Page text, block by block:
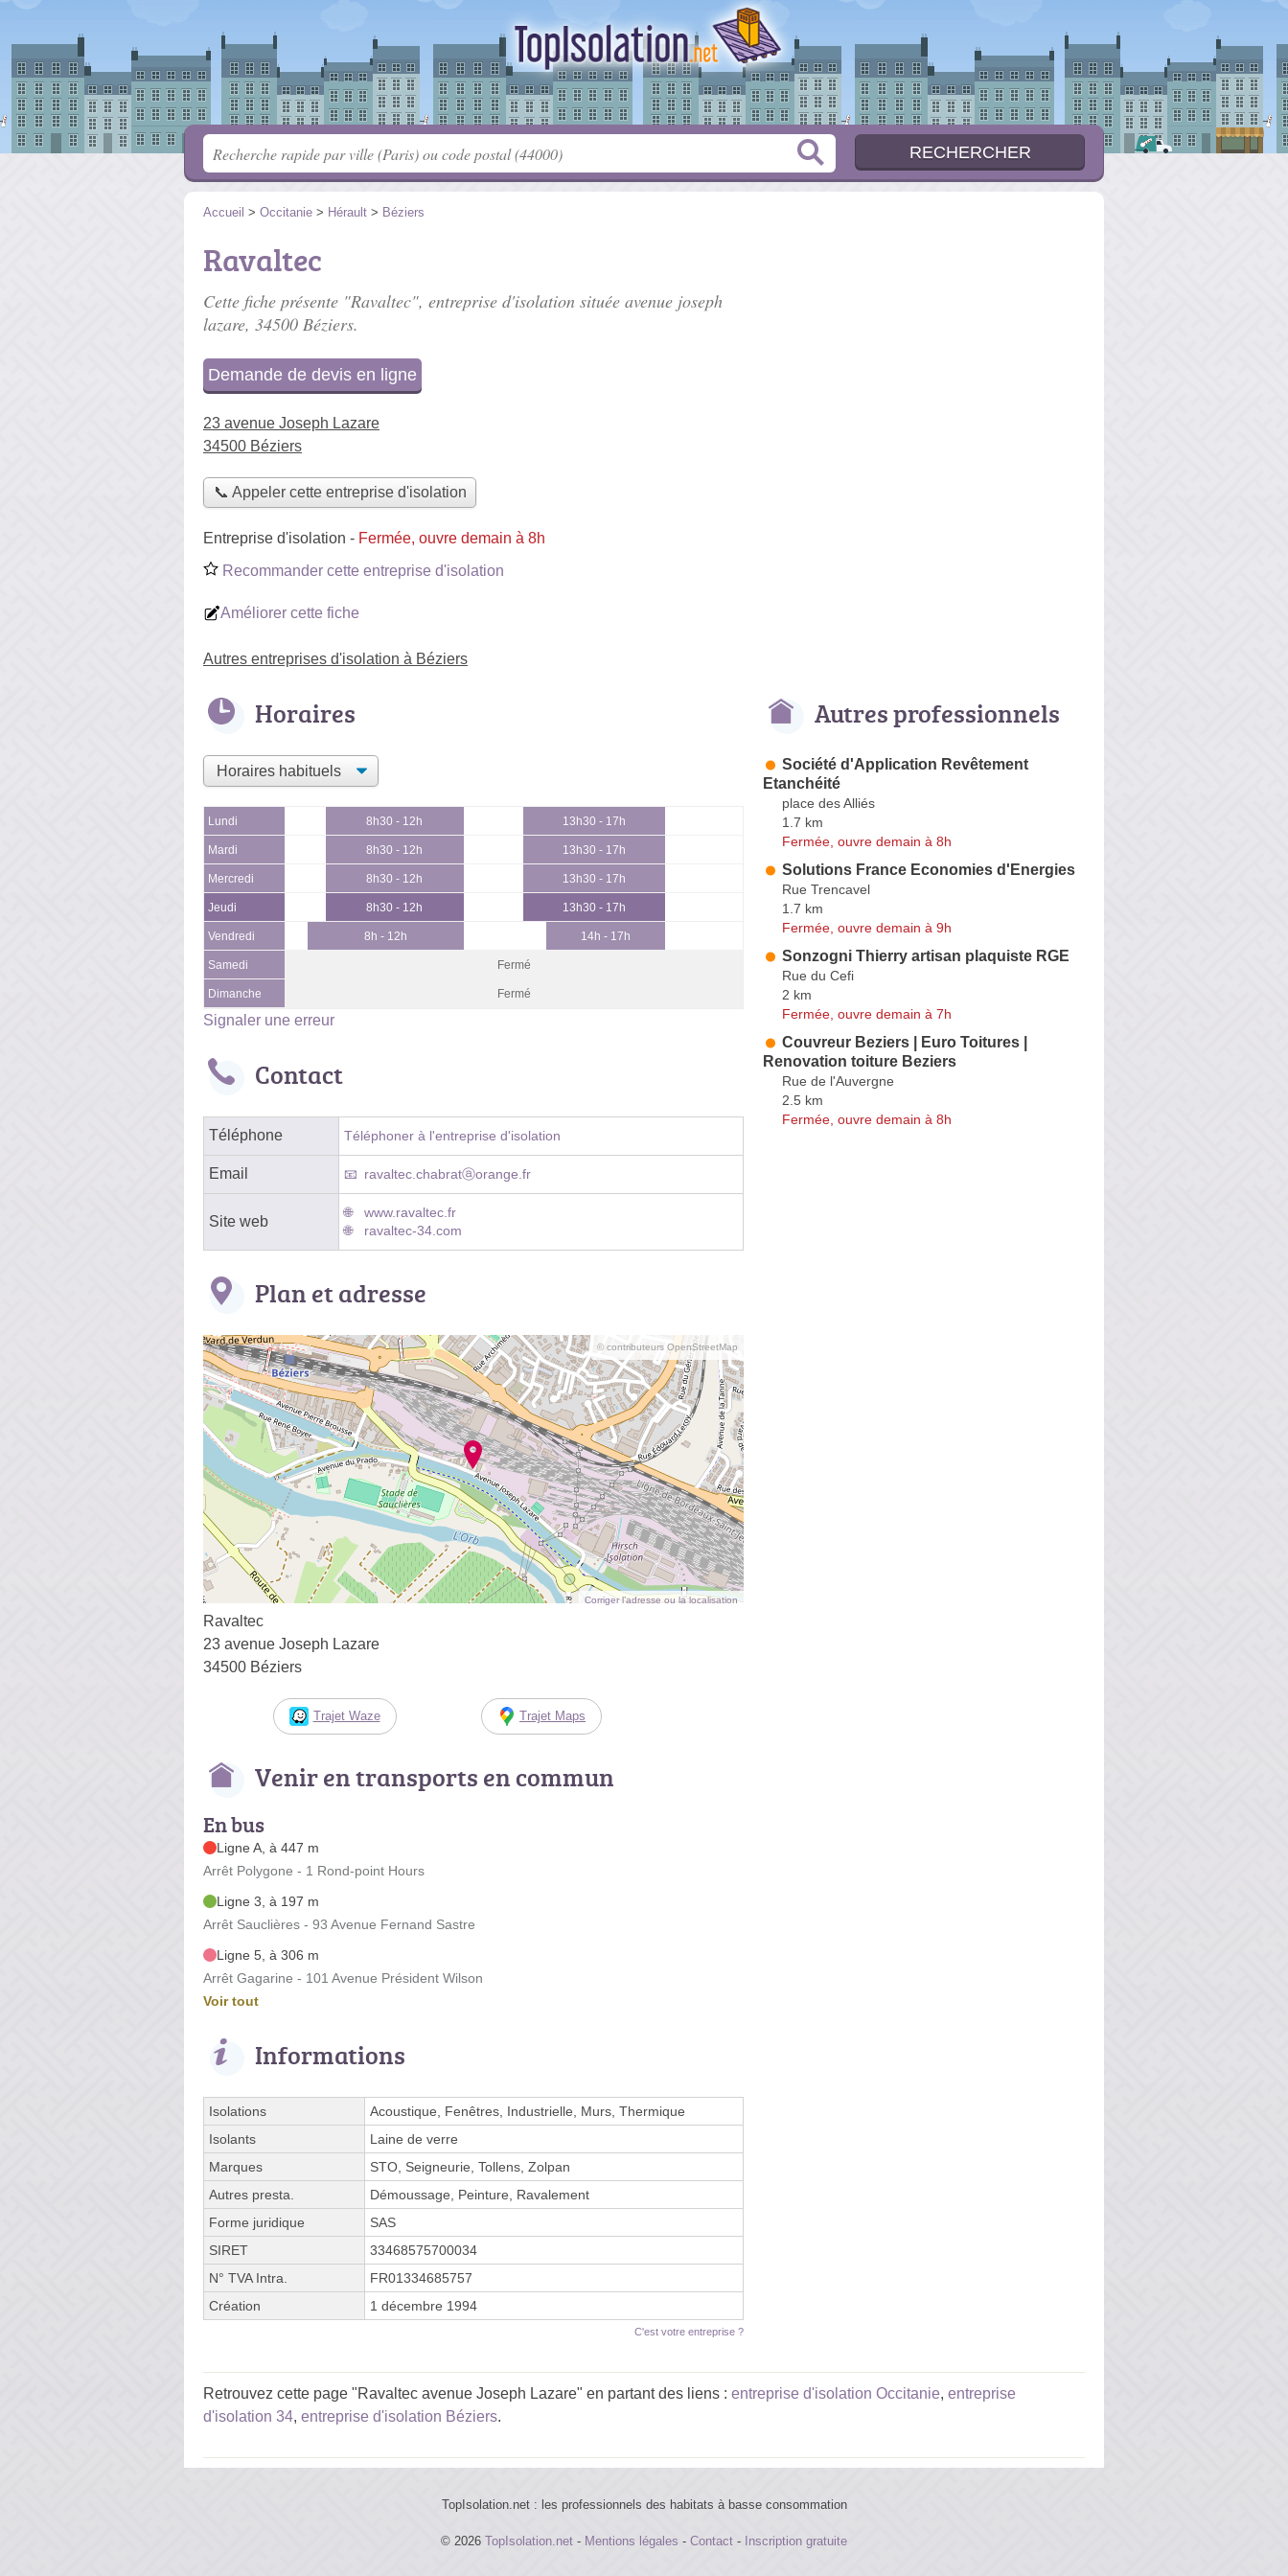
Accueil > Occitanie > Hérault > Béziers
Ravaltec
Cette fiche présente "Ravaltec", entreprise d'isolation située avenue joseph
lazare, 34500 Béziers.
Demande de devis en ligne
23 avenue Joseph Lazare
34500 Béziers
📞 Appeler cette entreprise d'isolation
Entreprise d'isolation - Fermée, ouvre demain à 8h
Recommander cette entreprise d'isolation
Améliorer cette fiche
Autres entreprises d'isolation à Béziers
Horaires
Lundi 8h30 - 12h 13h30 - 17h
Mardi 8h30 - 12h 13h30 - 17h
Mercredi 8h30 - 12h 13h30 - 17h
Jeudi 8h30 - 12h 13h30 - 17h
Vendredi 8h - 12h 14h - 17h
Samedi Fermé
Dimanche Fermé
Signaler une erreur
Contact
Téléphone Téléphoner à l'entreprise d'isolation
Email ravaltec.chabratⓐorange.fr
Site web
www.ravaltec.fr
ravaltec-34.com
Plan et adresse
© contributeurs OpenStreetMap
Corriger l’adresse ou la localisation
Ravaltec
23 avenue Joseph Lazare
34500 Béziers
Trajet Waze Trajet Maps
Venir en transports en commun
En bus
Ligne A, à 447 m
Arrêt Polygone - 1 Rond-point Hours
Ligne 3, à 197 m
Arrêt Sauclières - 93 Avenue Fernand Sastre
Ligne 5, à 306 m
Arrêt Gagarine - 101 Avenue Président Wilson
Voir tout
Informations
Isolations
Acoustique, Fenêtres, Industrielle, Murs, Thermique
Isolants
Laine de verre
Marques
STO, Seigneurie, Tollens, Zolpan
Autres presta.
Démoussage, Peinture, Ravalement
Forme juridique
SAS
SIRET
33468575700034
N° TVA Intra.
FR01334685757
Création
1 décembre 1994
C'est votre entreprise ?
Autres professionnels
Société d'Application Revêtement
Etanchéité
place des Alliés
1.7 km
Fermée, ouvre demain à 8h
Solutions France Economies d'Energies
Rue Trencavel
1.7 km
Fermée, ouvre demain à 9h
Sonzogni Thierry artisan plaquiste RGE
Rue du Cefi
2 km
Fermée, ouvre demain à 7h
Couvreur Beziers | Euro Toitures |
Renovation toiture Beziers
Rue de l'Auvergne
2.5 km
Fermée, ouvre demain à 8h
Retrouvez cette page "Ravaltec avenue Joseph Lazare" en partant des liens : entreprise d'isolation Occitanie, entreprise
d'isolation 34, entreprise d'isolation Béziers.
TopIsolation.net : les professionnels des habitats à basse consommation
© 2026 TopIsolation.net - Mentions légales - Contact - Inscription gratuite